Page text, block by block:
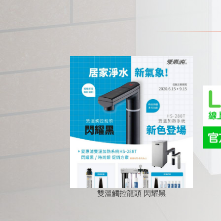
雙溫觸控龍頭 閃耀黑